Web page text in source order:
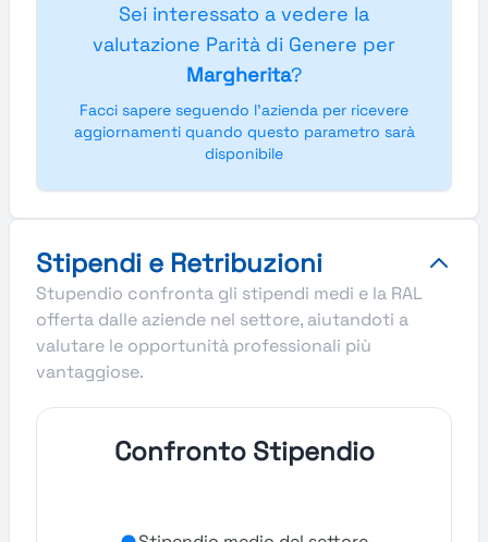
Sei interessato a vedere la
valutazione Parità di Genere per
Margherita?
Facci sapere seguendo l'azienda per ricevere
aggiornamenti quando questo parametro sarà
disponibile
Stipendi e Retribuzioni
Stupendio confronta gli stipendi medi e la RAL
offerta dalle aziende nel settore, aiutandoti a
valutare le opportunità professionali più
vantaggiose.
Confronto Stipendio